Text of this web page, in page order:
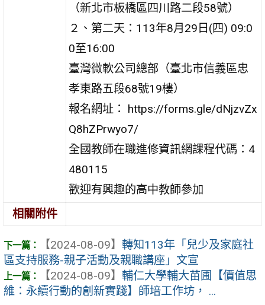
（新北市板橋區四川路二段58號）
２、第二天：113年8月29日(四) 09:0
0至16:00
臺灣微軟公司總部（臺北市信義區忠
孝東路五段68號19樓）
報名網址： https://forms.gle/dNjzvZx
Q8hZPrwyo7/
全國教師在職進修資訊網課程代碼：4
480115
歡迎有興趣的高中教師參加
相關附件
【2024-08-09】 轉知113年「兒少及家庭社
區支持服務-親子活動及親職講座」文宣
【2024-08-09】 輔仁大學輔大苗圃【價值思
維：永續行動的創新實踐】師培工作坊， ...